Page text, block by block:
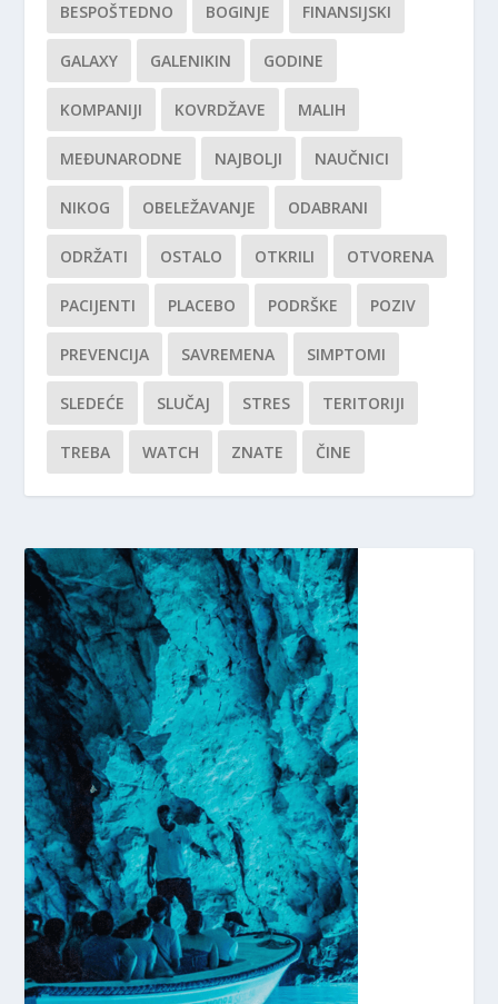
BESPOŠTEDNO BOGINJE FINANSIJSKI
GALAXY GALENIKIN GODINE
KOMPANIJI KOVRDŽAVE MALIH
MEĐUNARODNE NAJBOLJI NAUČNICI
NIKOG OBELEŽAVANJE ODABRANI
ODRŽATI OSTALO OTKRILI OTVORENA
PACIJENTI PLACEBO PODRŠKE POZIV
PREVENCIJA SAVREMENA SIMPTOMI
SLEDEĆE SLUČAJ STRES TERITORIJI
TREBA WATCH ZNATE ČINE